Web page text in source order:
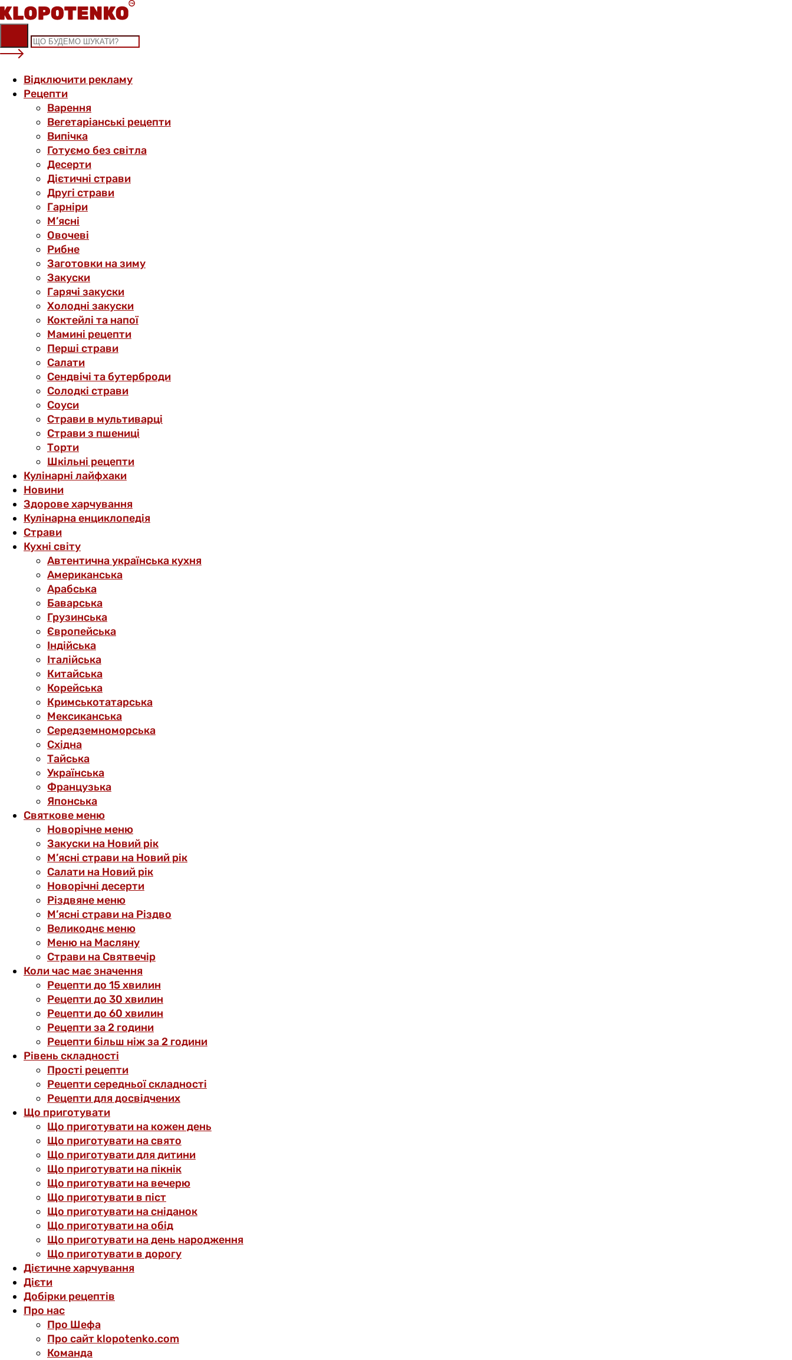
Skip
to
content
Відключити рекламу
Рецепти
Варення
Вегетаріанські рецепти
Випічка
Готуємо без світла
Десерти
Дієтичні страви
Другі страви
Гарніри
М’ясні
Овочеві
Рибне
Заготовки на зиму
Закуски
Гарячі закуски
Холодні закуски
Коктейлі та напої
Мамині рецепти
Перші страви
Салати
Сендвічі та бутерброди
Солодкі страви
Соуси
Страви в мультиварці
Страви з пшениці
Торти
Шкільні рецепти
Кулінарні лайфхаки
Новини
Здорове харчування
Кулінарна енциклопедія
Страви
Кухні світу
Автентична українська кухня
Американська
Арабська
Баварська
Грузинська
Європейська
Індійська
Італійська
Китайська
Корейська
Кримськотатарська
Мексиканська
Середземноморська
Східна
Тайська
Українська
Французька
Японська
Святкове меню
Новорічне меню
Закуски на Новий рік
М’ясні страви на Новий рік
Салати на Новий рік
Новорічні десерти
Різдвяне меню
М’ясні страви на Різдво
Великоднє меню
Меню на Масляну
Страви на Святвечір
Коли час має значення
Рецепти до 15 хвилин
Рецепти до 30 хвилин
Рецепти до 60 хвилин
Рецепти за 2 години
Рецепти більш ніж за 2 години
Рівень складності
Прості рецепти
Рецепти середньої складності
Рецепти для досвідчених
Що приготувати
Що приготувати на кожен день
Що приготувати на свято
Що приготувати для дитини
Що приготувати на пікнік
Що приготувати на вечерю
Що приготувати в піст
Що приготувати на сніданок
Що приготувати на обід
Що приготувати на день народження
Що приготувати в дорогу
Дієтичне харчування
Дієти
Добірки рецептів
Про нас
Про Шефа
Про сайт klopotenko.com
Команда